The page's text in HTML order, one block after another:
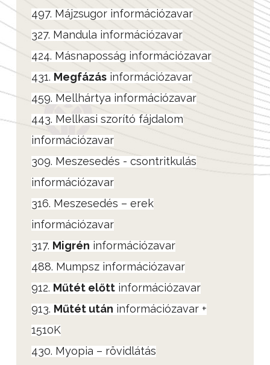
497. Májzsugor információzavar
327. Mandula információzavar
424. Másnaposság információzavar
431. Megfázás információzavar
459. Mellhártya információzavar
443. Mellkasi szorító fájdalom
információzavar
309. Meszesedés - csontritkulás
információzavar
316. Meszesedés – erek
információzavar
317. Migrén információzavar
488. Mumpsz információzavar
912. Műtét előtt információzavar
913. Műtét után információzavar +
1510K
430. Myopia – rövidlátás